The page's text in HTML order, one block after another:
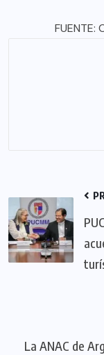
FUENTE:
La ANAC de